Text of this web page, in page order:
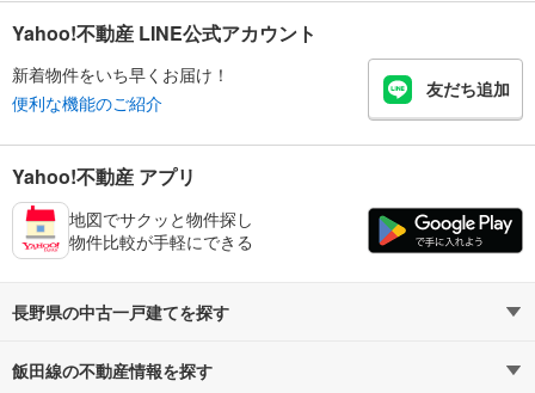
Yahoo!不動産 LINE公式アカウント
新着物件をいち早くお届け！
便利な機能のご紹介
友だち追加
Yahoo!不動産 アプリ
地図でサクッと物件探し
物件比較が手軽にできる
長野県の中古一戸建てを探す
路線・駅から探す
飯田線の不動産情報を探す